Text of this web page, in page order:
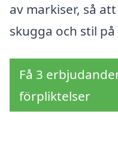
av markiser, så
skugga och stil
Få 3
förpliktelser